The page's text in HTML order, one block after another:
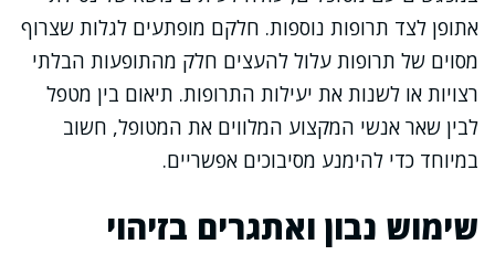
אתופן לצד תרופות נוספות. חלקם מופתעים לגלות שצרוף
מסוים של תרופות עלול להעצים חלק מהתופעות הבלתי
רצויות או לשנות את יעילות התרופות. תיאום בין מטפל
לבין שאר אנשי המקצוע המלווים את המטופל, חשוב
במיוחד כדי להימנע מסיבוכים אפשריים.
שימוש נבון ואתגרים בזיהוי